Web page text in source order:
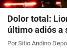
Dolor total:
último adiós a
Por Sitio Andino